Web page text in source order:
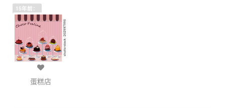
15年前：
蛋糕店